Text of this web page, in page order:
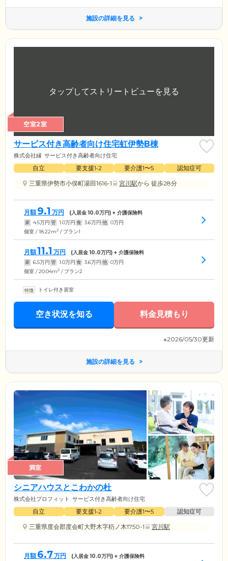
施設の詳細を見る
空室2室
サービス付き高齢者向け住宅虹伊勢B棟
株式会社縁 サービス付き高齢者向け住宅
自立 要支援1•2 要介護1〜5
認知症可
三重県伊勢市小俣町湯田1616-1
宮川駅から 徒歩28分
月額 9.1 万円 (入居金10.0万円) + 介護保険料
家 4.5万円 管 1.0万円 食 3.6万円 他 0万円
個室 / 18.22m2 / プラン1
月額11.1 万円 (入居金10.0万円) + 介護保険料
家 6.5万円 管 1.0万円 食 3.6万円 他 0万円
個室 / 20.04m2 / プラン2
トイレ付き居室
空き状況を知る 料金見積もり
※2026/05/30更新
施設の詳細を見る
満室
シニアハウスとこわかの杜
株式会社プロフィット サービス付き高齢者向け住宅
自立 要支援1•2 要介護1〜5
認知症可
三重県度会郡度会町大野木字杤ノ木1750-1
宮川駅
月額 6.7万円 (入居金10.0万円) + 介護保険料